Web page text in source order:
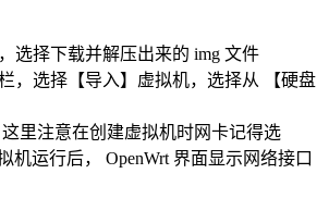
选择下载并解压出来的 img 文件
，选择【导入】虚拟机，选择从 【硬盘
里注意在创建虚拟机时网卡记得选
机运行后， OpenWrt 界面显示网络接口